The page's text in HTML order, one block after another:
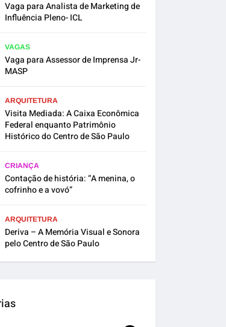
Vaga para Analista de Marketing de
Influência Pleno- ICL
VAGAS
Vaga para Assessor de Imprensa Jr-
MASP
ARQUITETURA
Visita Mediada: A Caixa Econômica
Federal enquanto Patrimônio
Histórico do Centro de São Paulo
CRIANÇA
Contação de história: “A menina, o
cofrinho e a vovó”
ARQUITETURA
Deriva – A Memória Visual e Sonora
pelo Centro de São Paulo